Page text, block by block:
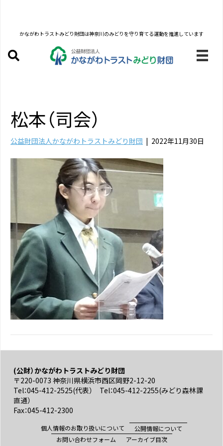
かながわトラストみどり財団は神奈川のみどりを守り育てる運動を推進しています
松本（司会）
公益財団法人かながわトラストみどり財団 | 2022年11月30日
(公財）かながわトラストみどり財団
〒220-0073 神奈川県横浜市西区岡野2-12-20
Tel：045-412-2525(代表） Tel：045-412-2255(みどり森林課
直通）
Fax：045-412-2300
個人情報のお取り扱いについて
公開情報について
お問い合わせフォーム
アーカイブ目次